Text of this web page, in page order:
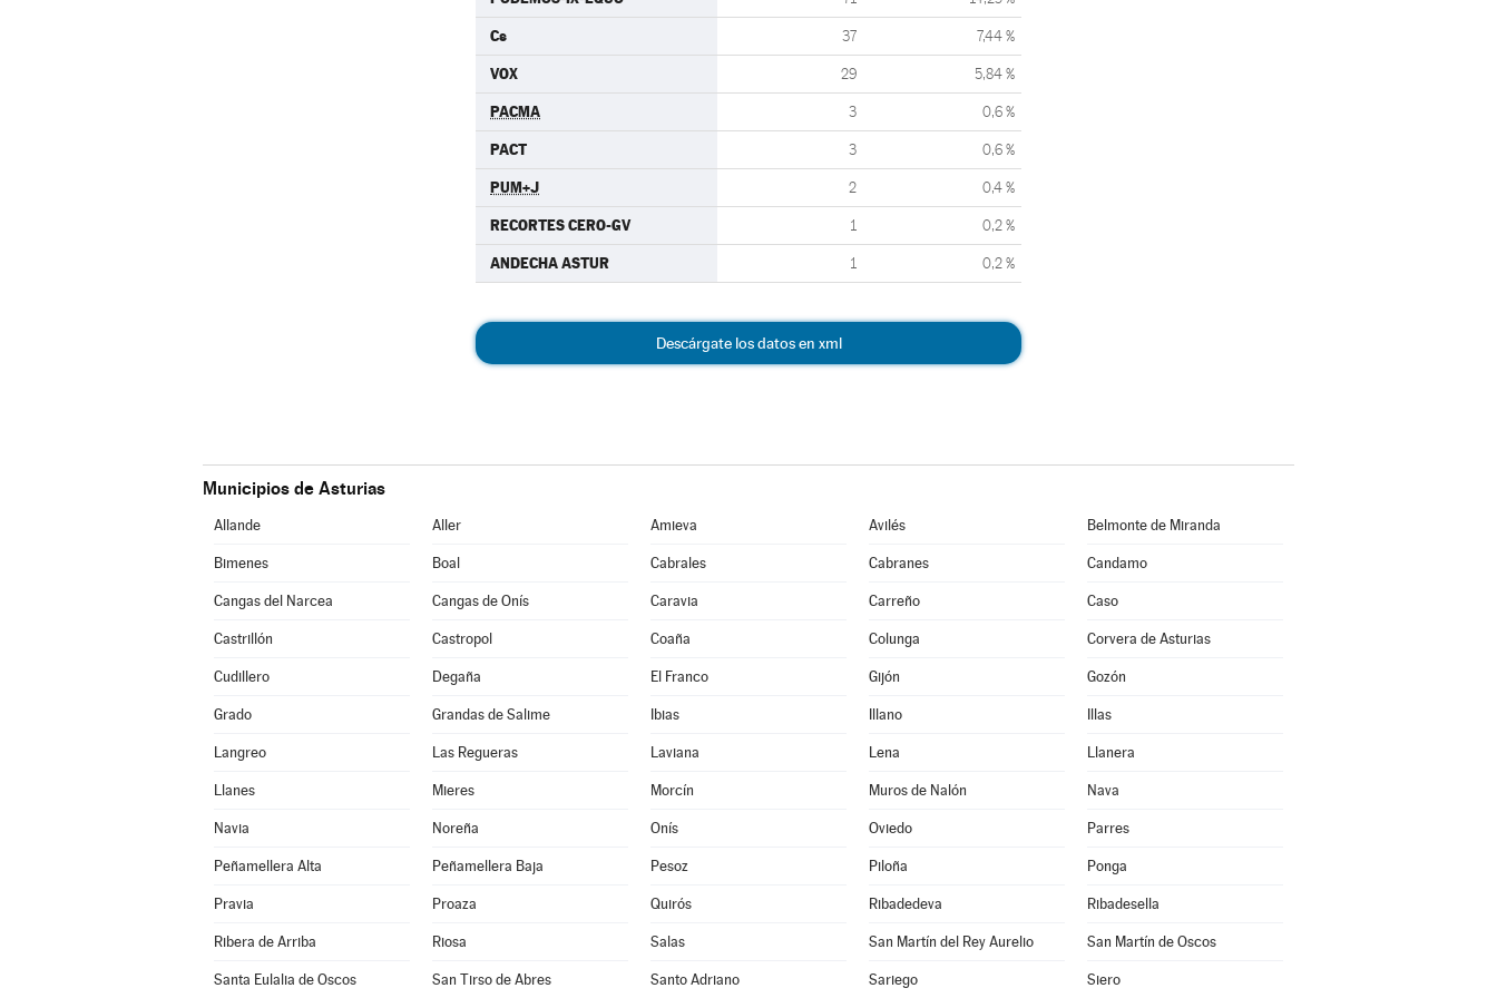
Cs 37 7,44 %
VOX 29 5,84 %
PACMA 3 0,6 %
PACT 3 0,6 %
PUM+J 2 0,4 %
RECORTES CERO-GV 1 0,2 %
ANDECHA ASTUR 1 0,2 %
Descárgate los datos en xml
Municipios de Asturias
Allande Aller Amieva Avilés Belmonte de Miranda
Bimenes Boal Cabrales Cabranes Candamo
Cangas del Narcea Cangas de Onís Caravia Carreño Caso
Castrillón Castropol Coaña Colunga Corvera de Asturias
Cudillero Degaña El Franco Gijón Gozón
Grado Grandas de Salime Ibias Illano Illas
Langreo Las Regueras Laviana Lena Llanera
Llanes Mieres Morcín Muros de Nalón Nava
Navia Noreña Onís Oviedo Parres
Peñamellera Alta Peñamellera Baja Pesoz Piloña Ponga
Pravia Proaza Quirós Ribadedeva Ribadesella
Ribera de Arriba Riosa Salas San Martín del Rey Aurelio San Martín de Oscos
Santa Eulalia de Oscos San Tirso de Abres Santo Adriano Sariego Siero